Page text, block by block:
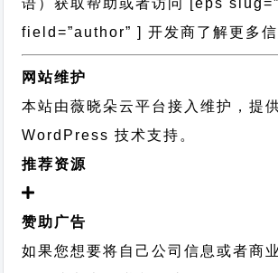
语）获取帮助或者访问 [eps
field=”author” ] 开发商了解更多信
网站维护
本站由薇晓朵云平台接入维护，提
WordPress 技术支持 。
推荐资源
赞助广告
如果您想要将自己公司信息或者商